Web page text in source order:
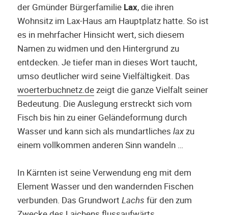
der Gmünder Bürgerfamilie Lax, die ihren
Wohnsitz im Lax-Haus am Hauptplatz hatte. So ist
es in mehrfacher Hinsicht wert, sich diesem
Namen zu widmen und den Hintergrund zu
entdecken. Je tiefer man in dieses Wort taucht,
umso deutlicher wird seine Vielfältigkeit. Das
woerterbuchnetz.dezeigt die ganze Vielfalt seiner
Bedeutung. Die Auslegung erstreckt sich vom
Fisch bis hin zu einer Geländeformung durch
Wasser und kann sich als mundartlicheslaxzu
einem vollkommen anderen Sinn wandeln …
In Kärnten ist seine Verwendung eng mit dem
Element Wasser und den wandernden Fischen
verbunden. Das GrundwortLachs für den zum